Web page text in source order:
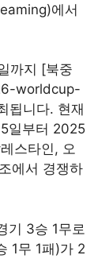
에서
까지 [북중
worldcup-
됩니다. 현재
일부터 2025
스타인, 오
에서 경쟁하
기 3승 1무로
1무 1패)가 2